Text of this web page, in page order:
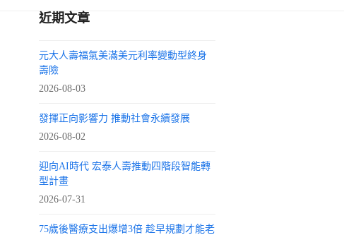
近期文章
元大人壽福氣美滿美元利率變動型終身
壽險
2026-08-03
發揮正向影響力 推動社會永續發展
2026-08-02
迎向AI時代 宏泰人壽推動四階段智能轉
型計畫
2026-07-31
75歲後醫療支出爆增3倍 趁早規劃才能老